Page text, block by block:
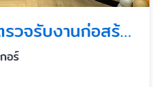
บริการตรวจรับงานก่อสร้างโดยวิศวกร